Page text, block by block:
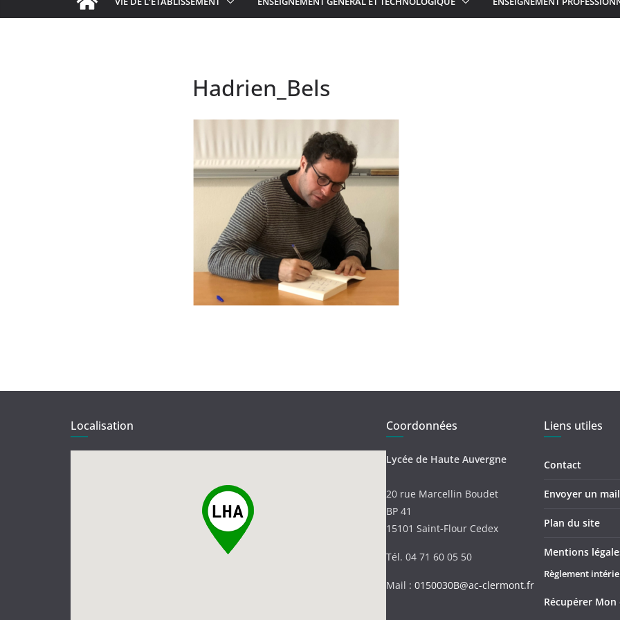
Hadrien_Bels
Localisation Coordonnées
Lycée de Haute Auvergne
20 rue Marcellin Boudet
BP 41
15101 Saint-Flour Cedex
Tél. 04 71 60 05 50
Mail : 0150030B@ac-clermont.fr
Liens utiles
Contact
Envoyer un
Plan du site
Mentions
Règlement
Récupérer Mon